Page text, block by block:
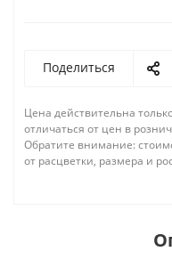
Поделиться
Цена действительна
отличаться от цен в
Обратите внимание:
от расцветки, размера и